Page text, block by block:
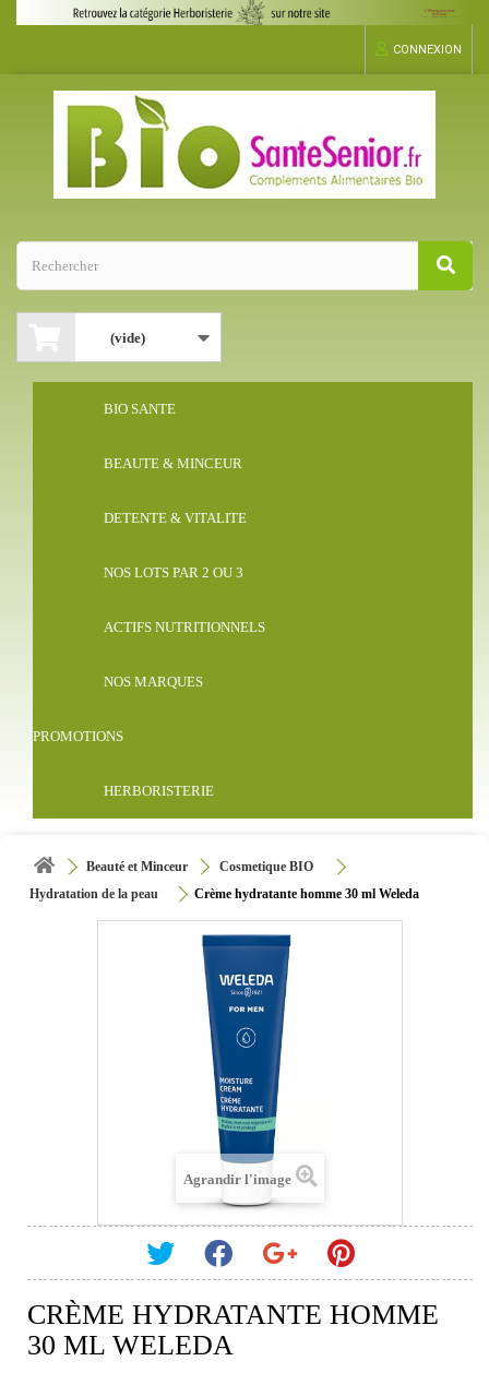
CONNEXION
(vide)
BIO SANTE
BEAUTE & MINCEUR
DETENTE & VITALITE
NOS LOTS PAR 2 OU 3
ACTIFS NUTRITIONNELS
NOS MARQUES
PROMOTIONS
HERBORISTERIE
Beauté et Minceur
Cosmetique BIO
Hydratation de la peau
Crème hydratante homme 30 ml Weleda
Agrandir l'image
CRÈME HYDRATANTE HOMME
30 ML WELEDA